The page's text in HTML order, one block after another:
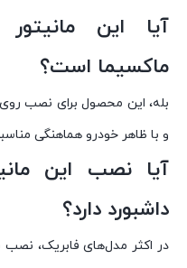
آیا این
ماکسیما است؟
بله، این محصول برای نصب
و با ظاهر خودرو هماهنگی
آیا نصب این
داشبورد دارد؟
در اکثر مدل‌های فابریک،